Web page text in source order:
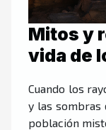
Mitos y
vida de
Cuando los
y las sombras
población